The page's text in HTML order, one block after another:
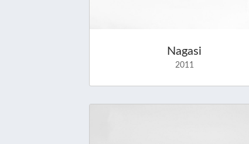
Nagasi
2011